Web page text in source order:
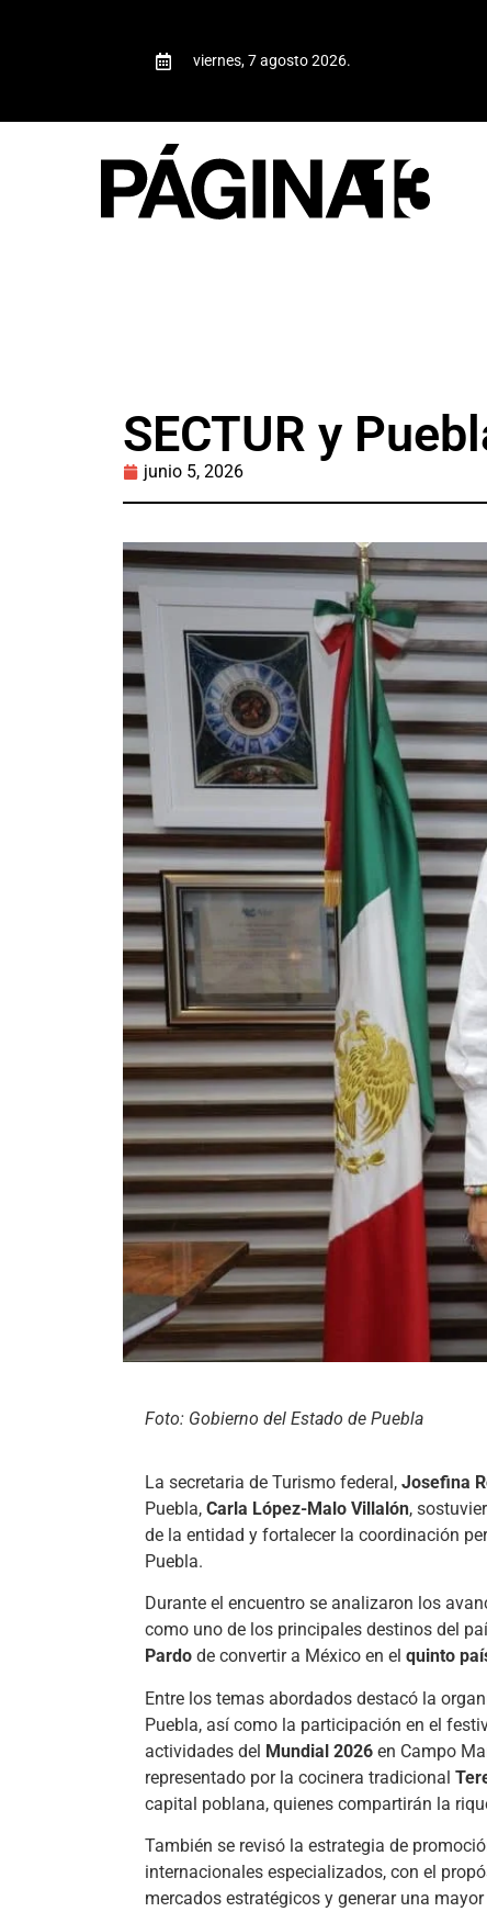
viernes, 7 agosto 2026.
SECTUR y
junio 5, 2026
Foto: Gobierno del Estado de Puebla
La secretaria de Turismo federal, Josefina
Puebla, Carla López-Malo Villalón,
de la entidad y fortalecer la coordinación
Puebla.
Durante el encuentro se analizaron los
como uno de los principales destinos del
Pardo de convertir a México en el quinto
Entre los temas abordados destacó la
Puebla, así como la participación en el
actividades del Mundial 2026 en Campo
representado por la cocinera tradicional
capital poblana, quienes compartirán la
También se revisó la estrategia de
internacionales especializados, con el
mercados estratégicos y generar una